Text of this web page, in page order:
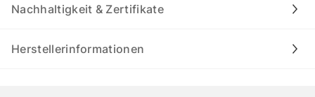
Nachhaltigkeit & Zertifikate
Herstellerinformationen